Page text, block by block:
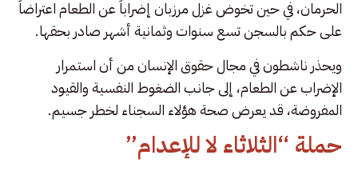
الحرمان، في حين تخوض غزل مرزبان إضراباً عن الطعام اعتراضاً
على حكم بالسجن تسع سنوات وثمانية أشهر صادر بحقها.
ويحذر ناشطون في مجال حقوق الإنسان من أن استمرار
الإضراب عن الطعام، إلى جانب الضغوط النفسية والقيود
المفروضة، قد يعرض صحة هؤلاء السجناء لخطر جسيم.
حملة “الثلاثاء لا للإعدام”